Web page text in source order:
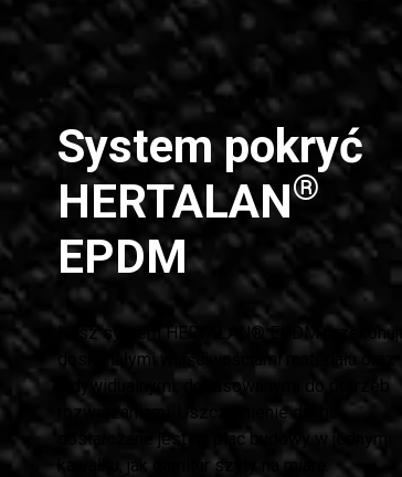
System pokryć
HERTALAN®
EPDM
Nasz system HERTALAN® EPDM przekonuje
doskonałymi właściwościami materiału oraz
indywidualnymi, dopasowanymi do potrzeb
rozwiązaniami. Uszczelnienie dachu
dostarczane jest na plac budowy w jednym
kawałku, jak garnitur szyty na miarę.